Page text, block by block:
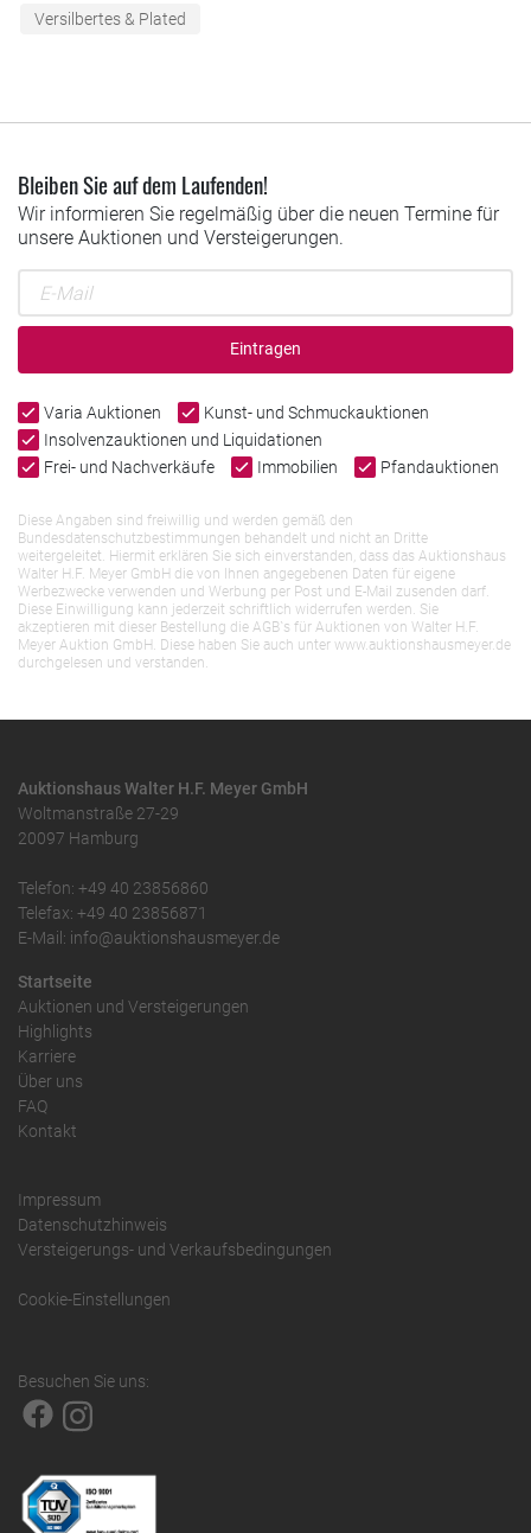
Versilbertes & Plated
Bleiben Sie auf dem Laufenden!
Wir informieren Sie regelmäßig über die neuen Termine für
unsere Auktionen und Versteigerungen.
Eintragen
Varia Auktionen
Kunst- und Schmuckauktionen
Insolvenzauktionen und Liquidationen
Frei- und Nachverkäufe
Immobilien Pfandauktionen
Diese Angaben sind freiwillig und werden gemäß den
Bundesdatenschutzbestimmungen behandelt und nicht an Dritte
weitergeleitet. Hiermit erklären Sie sich einverstanden, dass das Auktionshaus
Walter H.F. Meyer GmbH die von Ihnen angegebenen Daten für eigene
Werbezwecke verwenden und Werbung per Post und E-Mail zusenden darf.
Diese Einwilligung kann jederzeit schriftlich widerrufen werden. Sie
akzeptieren mit dieser Bestellung die AGB`s für Auktionen von Walter H.F.
Meyer Auktion GmbH. Diese haben Sie auch unter www.auktionshausmeyer.de
durchgelesen und verstanden.
Auktionshaus Walter H.F. Meyer GmbH
Woltmanstraße 27-29
20097 Hamburg
Telefon: +49 40 23856860
Telefax: +49 40 23856871
E-Mail: info@auktionshausmeyer.de
Startseite
Auktionen und Versteigerungen
Highlights
Karriere
Über uns
FAQ
Kontakt
Impressum
Datenschutzhinweis
Versteigerungs- und Verkaufsbedingungen
Cookie-Einstellungen
Besuchen Sie uns: